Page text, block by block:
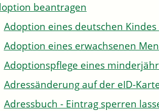
beantragen
Adoption eines deutschen
Adoption eines erwachsenen
Adoptionspflege eines
Adressänderung auf der eID-
Adressbuch - Eintrag sperren